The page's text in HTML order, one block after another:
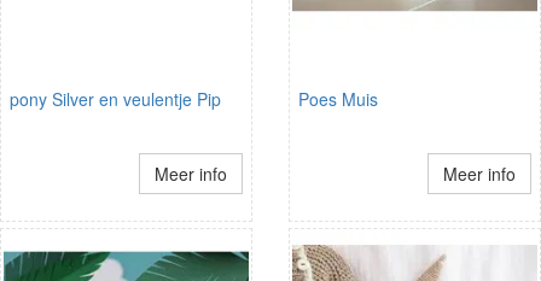
pony Silver en veulentje Pip
Meer info
Poes Muis
Meer info